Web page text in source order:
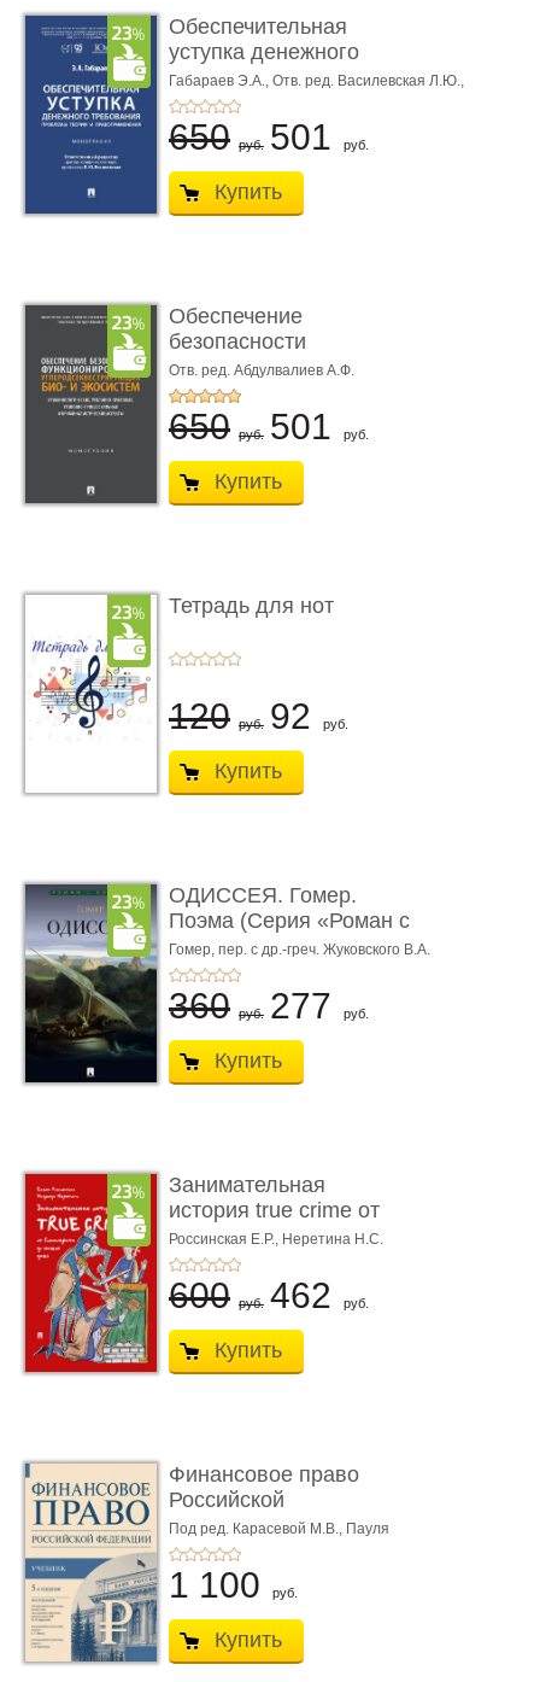
Обеспечительная
уступка денежного
требования ...
Габараев Э.А., Отв. ред. Василевская Л.Ю.,
вступ. сл. Каретина М.Г.
650 руб. 501 руб.
Купить
Обеспечение
безопасности
функционирования уг
...
Отв. ред. Абдулвалиев А.Ф.
650 руб. 501 руб.
Купить
Тетрадь для нот
120 руб. 92 руб.
Купить
ОДИССЕЯ. Гомер.
Поэма (Серия «Роман с
книгой»)
Гомер, пер. с др.-греч. Жуковского В.А.
360 руб. 277 руб.
Купить
Занимательная
история true crime от
Гиппократа до � ...
Россинская Е.Р., Неретина Н.С.
600 руб. 462 руб.
Купить
Финансовое право
Российской
Федерации. 5-е изд�
...
Под ред. Карасевой М.В., Пауля
А.Г., Красюкова А.В.
1 100 руб.
Купить